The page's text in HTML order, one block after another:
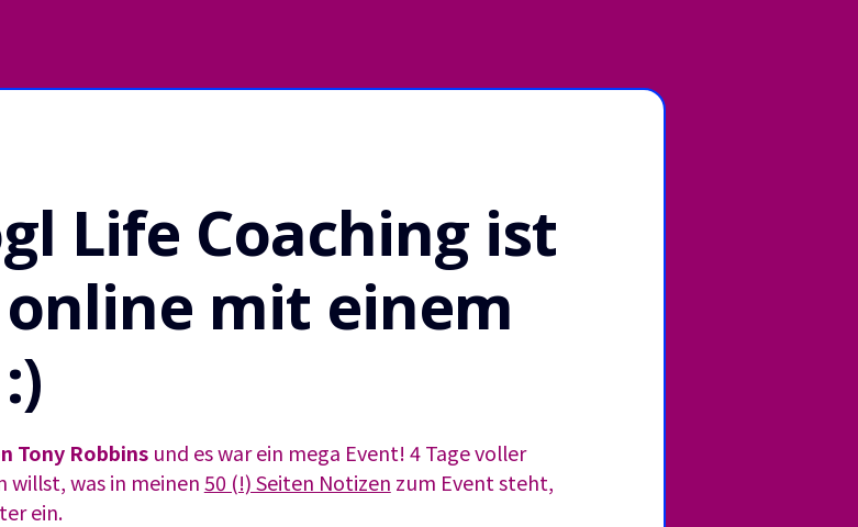
Life Coaching ist
mit einem
Tony Robbins und es war ein mega Event! 4 Tage voller
willst, was in meinen50 (!) Seiten Notizen zum Event steht,
ein.